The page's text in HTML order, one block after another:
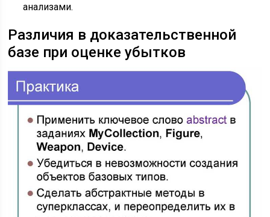
анализами.
Различия в доказательственной
базе при оценке убытков